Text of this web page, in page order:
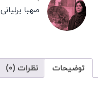
صهبا برلیانی
توضیحات نظرات (0)